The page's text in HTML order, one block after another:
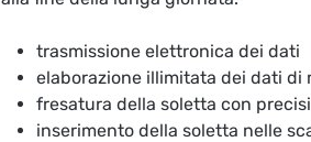
trasmissione elettronica dei dati
elaborazione illimitata dei dati di
fresatura della soletta con
inserimento della soletta nelle